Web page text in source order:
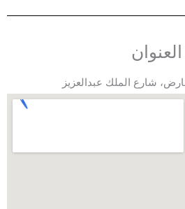
العنوان
شارع الملك عبدالعزيز